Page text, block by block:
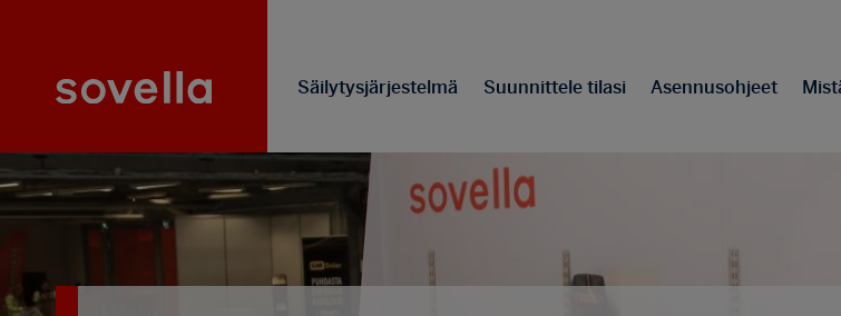
Säilytysjärjestelmä Suunnittele tilasi Asennusohjeet